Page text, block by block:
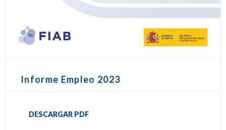
Informe Empleo 2023
DESCARGAR PDF